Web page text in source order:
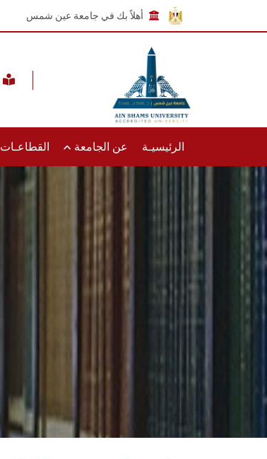
أهلاً بك في جامعة عين شمس
الرئيسيـة عن الجامعة القطاعـات